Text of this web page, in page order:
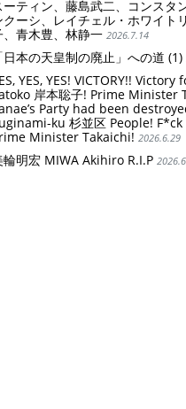
ーティン、藤島武二、コンスタ
クーシ、レイチェル・ホワイト
、青木豊、林静一 2026.7.14
日本の天皇制の廃止」への道 (1)
YES, YES! VICTORY!! Victory
岸本聡子! Prime Minister
Party had been
ku 杉並区 People! F*ck
Minister Takaichi! 2026.6.29
輪明宏 MIWA Akihiro R.I.P